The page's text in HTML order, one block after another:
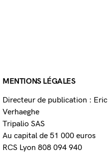
MENTIONS LÉGALES
Directeur de publication : Eric
Verhaeghe
Tripalio SAS
Au capital de 51 000 euros
RCS Lyon 808 094 940